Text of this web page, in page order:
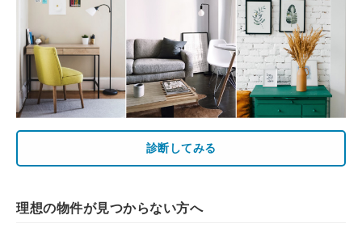
診断してみる
理想の物件が見つからない方へ